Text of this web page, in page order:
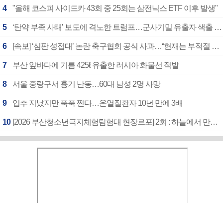
4 "올해 코스피 사이드카 43회 중 25회는 삼전닉스 ETF 이후 발생"
5 ‘탄약 부족 사태’ 보도에 격노한 트럼프…군사기밀 유출자 색출 지시
6 [속보] ‘심판 성접대’ 논란 축구협회 공식 사과…“현재는 부적절 행위 없어”
7 부산 앞바다에 기름 425ℓ 유출한 러시아 화물선 적발
8 서울 중랑구서 흉기 난동…60대 남성 2명 사망
9 입추 지났지만 푹푹 찐다…온열질환자 10년 만에 3배
10 [2026 부산청소년극지체험탐험대 현장르포] 2회 : 하늘에서 만난 얼음의 나라